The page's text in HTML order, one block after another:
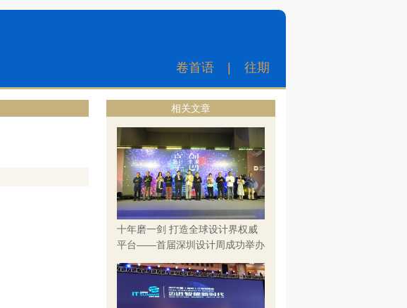
卷首语 往期
相关文章
十年磨一剑 打造全球设计界权威
平台——首届深圳设计周成功举办